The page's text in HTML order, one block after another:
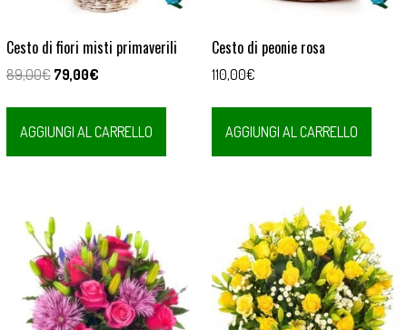
Cesto di fiori misti primaverili
89,00€ Il
era:
89,00€.
79,00€Il
è:
79,00€.
AGGIUNGI AL CARRELLO
Cesto di peonie rosa
110,00€
AGGIUNGI AL CARRELLO